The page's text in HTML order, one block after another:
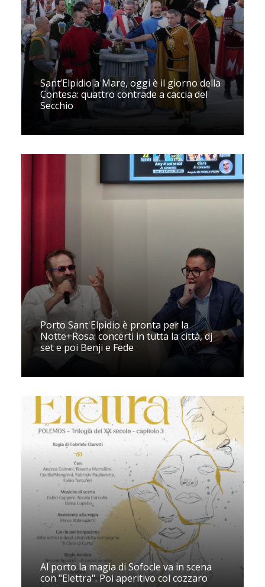
Sant’Elpidio a Mare, oggi è il giorno della
Contesa: quattro contrade a caccia del
Secchio
Porto Sant'Elpidio è pronta per la
Notte+Rosa: concerti in tutta la città, dj
set e poi Benji e Fede
Al porto la magia di Sofocle va in scena
con "Elettra". Poi aperitivo col cozzaro